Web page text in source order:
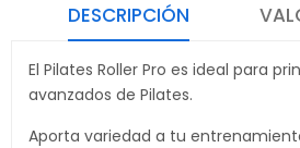
DESCRIPCIÓN
El Pilates Roller Pro es ideal para
avanzados de Pilates.
Aporta variedad a tu